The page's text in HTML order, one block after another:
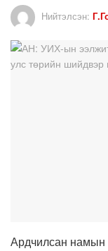
Нийтэлсэн:
Ардчилсан намын